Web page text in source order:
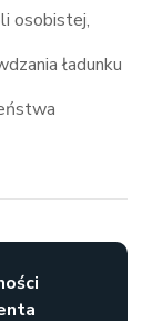
osobistej,
ładunku